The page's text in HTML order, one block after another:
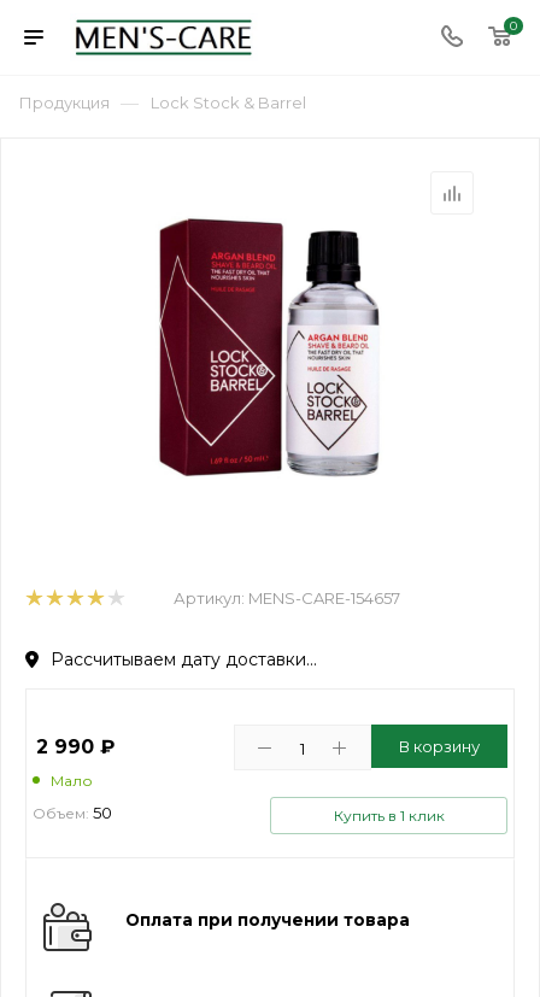
0
Продукция — Lock Stock & Barrel
Артикул: MENS-CARE-154657
Рассчитываем дату доставки...
2 990 ₽
Мало
Объем: 50
В корзину
Купить в 1 клик
Оплата при получении товара